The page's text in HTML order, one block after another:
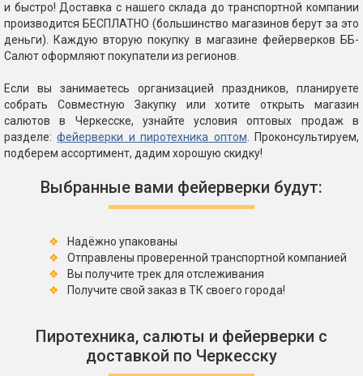
и быстро! Доставка с нашего склада до транспортной компании
производится БЕСПЛАТНО (большинство магазинов берут за это
деньги). Каждую вторую покупку в магазине фейерверков ББ-
Салют оформляют покупатели из регионов.
Если вы занимаетесь организацией праздников, планируете
собрать Совместную Закупку или хотите открыть магазин
салютов в Черкесске, узнайте условия оптовых продаж в
разделе:фейерверки и пиротехника оптом. Проконсультируем,
подберем ассортимент, дадим хорошую скидку!
Выбранные вами фейерверки будут:
Надёжно упакованы
Отправлены проверенной транспортной компанией
Вы получите трек для отслеживания
Получите свой заказ в ТК своего города!
Пиротехника, салюты и фейерверки с
доставкой по Черкесску